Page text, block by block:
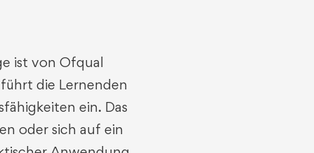
ist von Ofqual
führt die Lernenden
ein. Das
oder sich auf ein